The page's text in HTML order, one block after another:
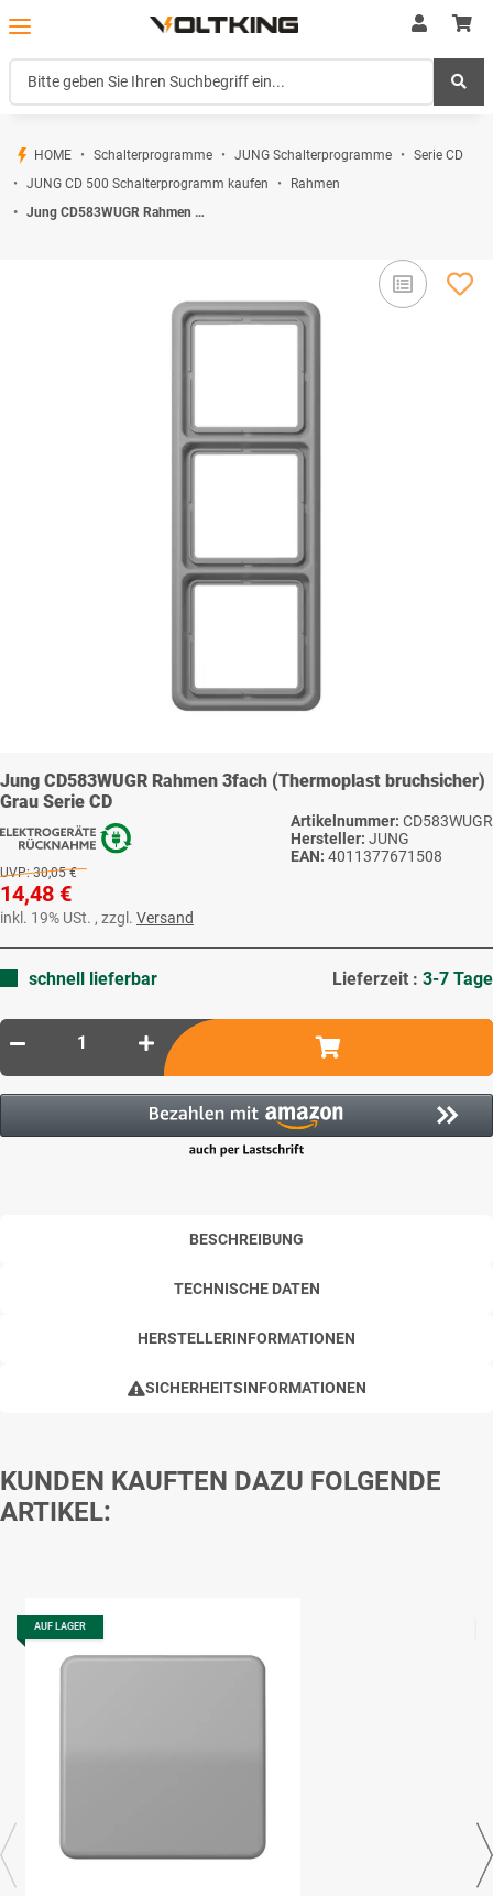
HOME Schalterprogramme JUNG Schalterprogramme
Serie CD
JUNG CD 500 Schalterprogramm kaufen
Rahmen
Jung CD583WUGR Rahmen 3fach (Thermoplast bruchsicher) Grau Serie CD
Jung CD583WUGR Rahmen 3fach (Thermoplast bruchsicher)
Grau Serie CD
Artikelnummer: CD583WUGR
Hersteller: JUNG
EAN: 4011377671508
UVP: 30,05 €
14,48 €
inkl. 19% USt. , zzgl. Versand
schnell lieferbar Lieferzeit : 3-7 Tage
BESCHREIBUNG
TECHNISCHE DATEN
HERSTELLERINFORMATIONEN
SICHERHEITSINFORMATIONEN
KUNDEN KAUFTEN DAZU FOLGENDE
ARTIKEL:
AUF LAGER